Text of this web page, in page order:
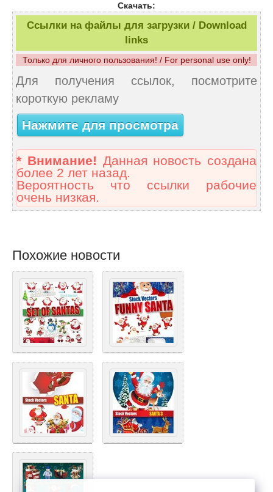
Скачать:
Ссылки на файлы для загрузки / Download
links
Только для личного пользования! / For personal use only!
Для получения ссылок, посмотрите
короткую рекламу
Нажмите для просмотра
* Внимание! Данная новость создана
более 2 лет назад.
Вероятность что ссылки рабочие
очень низкая.
Похожие новости